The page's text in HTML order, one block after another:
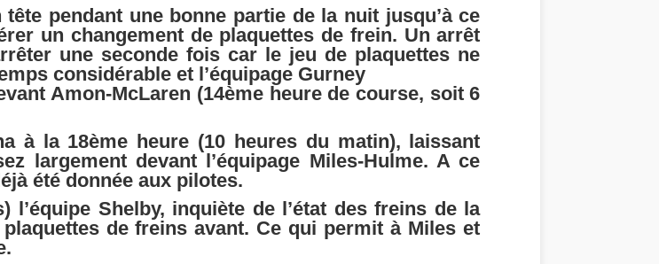
pendant une bonne partie de la nuit jusqu’à ce
un changement de plaquettes de frein. Un arrêt
une seconde fois car le jeu de plaquettes ne
considérable et l’équipage Gurney
Amon-McLaren (14ème heure de course, soit 6
à la 18ème heure (10 heures du matin), laissant
largement devant l’équipage Miles-Hulme. A ce
été donnée aux pilotes.
l’équipe Shelby, inquiète de l’état des freins de la
de freins avant. Ce qui permit à Miles et